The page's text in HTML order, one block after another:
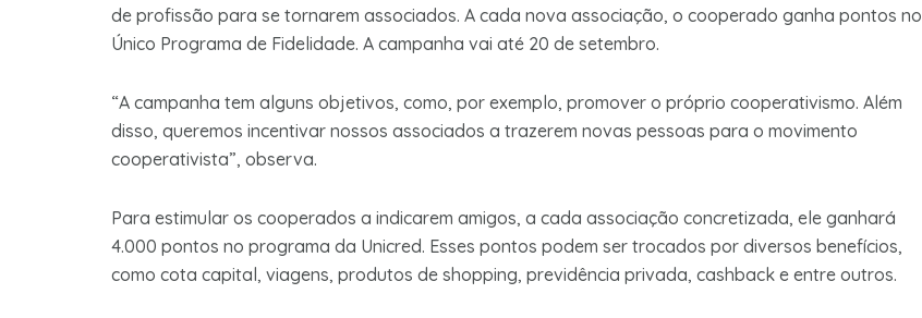
de profissão para se tornarem associados. A cada nova associação, o cooperado ganha pontos no
Único Programa de Fidelidade. A campanha vai até 20 de setembro.
“A campanha tem alguns objetivos, como, por exemplo, promover o próprio cooperativismo. Além
disso, queremos incentivar nossos associados a trazerem novas pessoas para o movimento
cooperativista”, observa.
Para estimular os cooperados a indicarem amigos, a cada associação concretizada, ele ganhará
4.000 pontos no programa da Unicred. Esses pontos podem ser trocados por diversos benefícios,
como cota capital, viagens, produtos de shopping, previdência privada, cashback e entre outros.